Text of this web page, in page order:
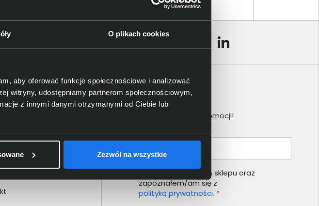
O plikach cookies
aby oferować funkcje społecznościowe i analizować
witryny, udostępniamy partnerom społecznościowym,
z innymi danymi otrzymanymi od Ciebie lub
Zezwól na wszystkie
i autoryzacje
i wyróżnienia
prywatności
Newsletter
Nie przegap żadnej promocji!
regulamin sklepu oraz
zapoznałem/am się z
polityką prywatności. *